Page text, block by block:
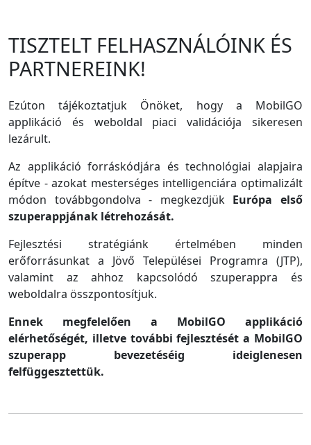
TISZTELT FELHASZNÁLÓINK ÉS
PARTNEREINK!
Ezúton tájékoztatjuk Önöket, hogy a MobilGO
applikáció és weboldal piaci validációja sikeresen
lezárult.
Az applikáció forráskódjára és technológiai alapjaira
építve - azokat mesterséges intelligenciára optimalizált
módon továbbgondolva - megkezdjük Európa első
szuperappjának létrehozását.
Fejlesztési stratégiánk értelmében minden
erőforrásunkat a Jövő Települései Programra (JTP),
valamint az ahhoz kapcsolódó szuperappra és
weboldalra összpontosítjuk.
Ennek megfelelően a MobilGO applikáció
elérhetőségét, illetve további fejlesztését a MobilGO
szuperapp bevezetéséig ideiglenesen
felfüggesztettük.